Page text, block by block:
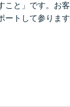
こと」です。お
トして参ります